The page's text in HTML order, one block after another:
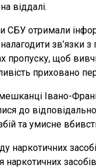
віддалі.
СБУ отримали
зв’язки
пропуску, щоб
приховано
Івано-
до
та умисне
наркотичних
наркотичних